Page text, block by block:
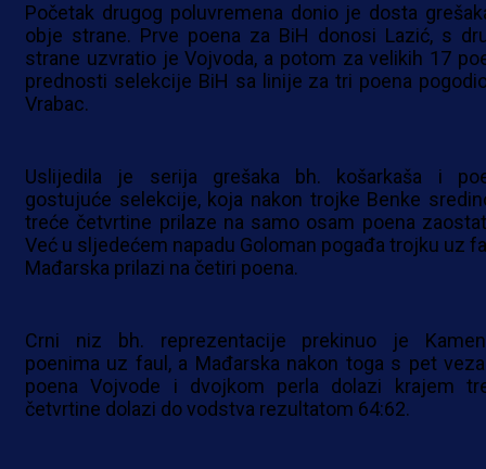
Početak drugog poluvremena donio je dosta
obje strane. Prve poena za BiH donosi Lazić, s
strane uzvratio je Vojvoda, a potom za velikih 17
prednosti selekcije BiH sa linije za tri poena
Vrabac.
Uslijedila je serija grešaka bh. košarkaša i
gostujuće selekcije, koja nakon trojke Benke
treće četvrtine prilaze na samo osam poena
Već u sljedećem napadu Goloman pogađa trojku uz
Mađarska prilazi na četiri poena.
Crni niz bh. reprezentacije prekinuo je
poenima uz faul, a Mađarska nakon toga s pet
poena Vojvode i dvojkom perla dolazi krajem
četvrtine dolazi do vodstva rezultatom 64:62.